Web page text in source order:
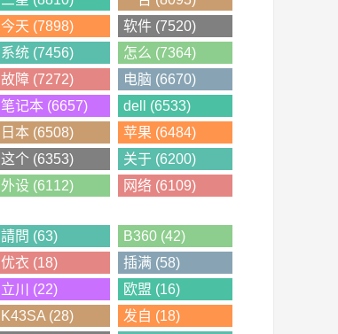
今天 (7898)
软件 (7520)
系统 (7456)
怎么 (7364)
故障 (7272)
电脑 (6670)
笔记本 (6657)
dell (6533)
日本 (6508)
苹果 (6484)
这个 (6353)
关于 (6200)
外设 (6112)
网络 (6109)
請問 (63)
B360 (42)
优衣 (18)
插满 (58)
立川 (22)
欧盟 (16)
K43SA (28)
发自 (18)